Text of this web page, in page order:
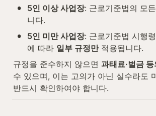
• 5인 이상 사업장: 근로기준법의 모
니다.
• 5인 미만 사업장: 근로기준법 시행
에 따라 일부 규정만 적용됩니다.
규정을 준수하지 않으면 과태료·벌금
수 있으며, 이는 고의가 아닌 실수라도
반드시 확인하여야 합니다.